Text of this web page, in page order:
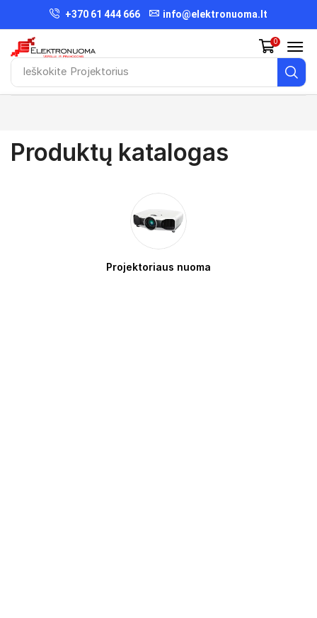
+370 61 444 666 info@elektronuoma.lt
Ieškokite Projektorius
0
Produktų katalogas
Projektoriaus nuoma